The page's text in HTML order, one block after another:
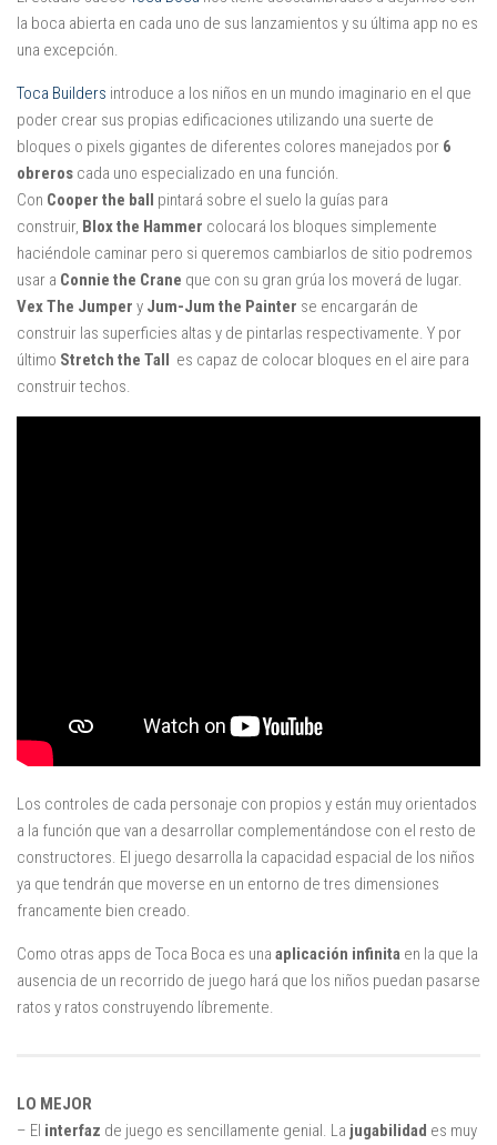
Juegos
Educativas
Opinión
Utilidades
Por autor
Comomola
Dada Company
Disney
itBook
Kalimba
la boca abierta en cada uno de sus lanzamientos y su última app no es
una excepción.
Toca Builders introduce a los niños en un mundo imaginario en el que
poder crear sus propias edificaciones utilizando una suerte de
bloques o pixels gigantes de diferentes colores manejados por 6
obreros cada uno especializado en una función.
Con Cooper the ball pintará sobre el suelo la guías para
construir, Blox the Hammer colocará los bloques simplemente
haciéndole caminar pero si queremos cambiarlos de sitio podremos
usar a Connie the Crane que con su gran grúa los moverá de lugar.
Vex The Jumper y Jum-Jum the Painter se encargarán de
construir las superficies altas y de pintarlas respectivamente. Y por
último Stretch the Tall es capaz de colocar bloques en el aire para
construir techos.
Los controles de cada personaje con propios y están muy orientados
a la función que van a desarrollar complementándose con el resto de
constructores. El juego desarrolla la capacidad espacial de los niños
ya que tendrán que moverse en un entorno de tres dimensiones
francamente bien creado.
Como otras apps de Toca Boca es una aplicación infinita en la que la
ausencia de un recorrido de juego hará que los niños puedan pasarse
ratos y ratos construyendo líbremente.
LO MEJOR
– El interfaz de juego es sencillamente genial. La jugabilidad es muy